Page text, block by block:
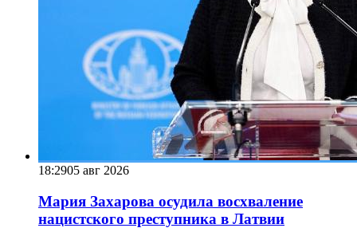
18:2905 авг 2026
Мария Захарова осудила восхваление
нацистского преступника в Латвии